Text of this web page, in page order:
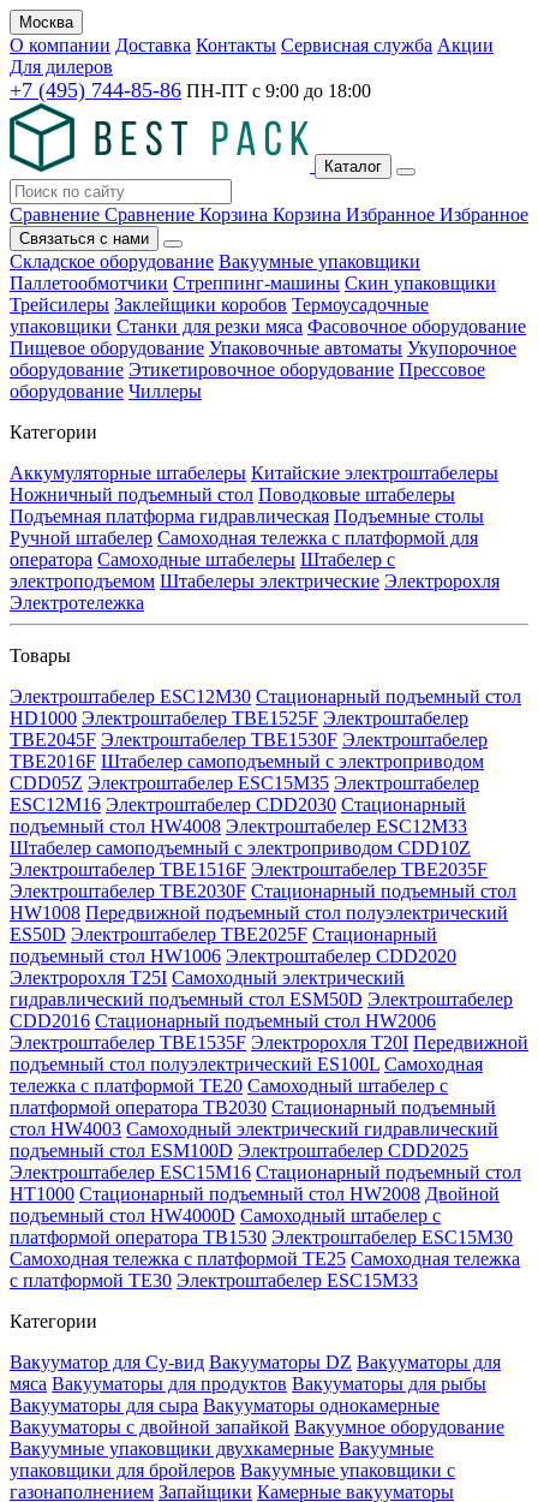
Москва
О компании Доставка Контакты Сервисная служба Акции
Для дилеров
+7 (495) 744-85-86 ПН-ПТ с 9:00 до 18:00
Каталог
Сравнение Сравнение Корзина Корзина Избранное Избранное
Связаться с нами
Складское оборудование Вакуумные упаковщики
Паллетообмотчики Стреппинг-машины Скин упаковщики
Трейсилеры Заклейщики коробов Термоусадочные
упаковщики Станки для резки мяса Фасовочное оборудование
Пищевое оборудование Упаковочные автоматы Укупорочное
оборудование Этикетировочное оборудование Прессовое
оборудование Чиллеры
Категории
Аккумуляторные штабелеры Китайские электроштабелеры
Ножничный подъемный стол Поводковые штабелеры
Подъемная платформа гидравлическая Подъемные столы
Ручной штабелер Самоходная тележка с платформой для
оператора Самоходные штабелеры Штабелер с
электроподъемом Штабелеры электрические Электророхля
Электротележка
Товары
Электроштабелер ESC12M30 Стационарный подъемный стол
HD1000 Электроштабелер TBE1525F Электроштабелер
TBE2045F Электроштабелер TBE1530F Электроштабелер
TBE2016F Штабелер самоподъемный с электроприводом
CDD05Z Электроштабелер ESC15M35 Электроштабелер
ESC12M16 Электроштабелер CDD2030 Стационарный
подъемный стол HW4008 Электроштабелер ESC12M33
Штабелер самоподъемный с электроприводом CDD10Z
Электроштабелер TBE1516F Электроштабелер TBE2035F
Электроштабелер TBE2030F Стационарный подъемный стол
HW1008 Передвижной подъемный стол полуэлектрический
ES50D Электроштабелер TBE2025F Стационарный
подъемный стол HW1006 Электроштабелер CDD2020
Электророхля T25I Самоходный электрический
гидравлический подъемный стол ESM50D Электроштабелер
CDD2016 Стационарный подъемный стол HW2006
Электроштабелер TBE1535F Электророхля T20I Передвижной
подъемный стол полуэлектрический ES100L Самоходная
тележка с платформой TE20 Самоходный штабелер с
платформой оператора TB2030 Стационарный подъемный
стол HW4003 Самоходный электрический гидравлический
подъемный стол ESM100D Электроштабелер CDD2025
Электроштабелер ESC15M16 Стационарный подъемный стол
HT1000 Стационарный подъемный стол HW2008 Двойной
подъемный стол HW4000D Самоходный штабелер с
платформой оператора TB1530 Электроштабелер ESC15M30
Самоходная тележка с платформой TE25 Самоходная тележка
с платформой TE30 Электроштабелер ESC15M33
Категории
Вакууматор для Су-вид Вакууматоры DZ Вакууматоры для
мяса Вакууматоры для продуктов Вакууматоры для рыбы
Вакууматоры для сыра Вакууматоры однокамерные
Вакууматоры с двойной запайкой Вакуумное оборудование
Вакуумные упаковщики двухкамерные Вакуумные
упаковщики для бройлеров Вакуумные упаковщики с
газонаполнением Запайщики Камерные вакууматоры